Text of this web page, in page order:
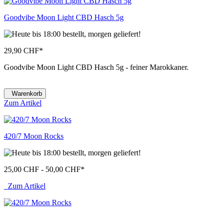
Goodvibe Moon Light CBD Hasch 5g
29,90 CHF*
Goodvibe Moon Light CBD Hasch 5g - feiner Marokkaner.
Warenkorb
Zum Artikel
420/7 Moon Rocks
25,00 CHF - 50,00 CHF*
Zum Artikel